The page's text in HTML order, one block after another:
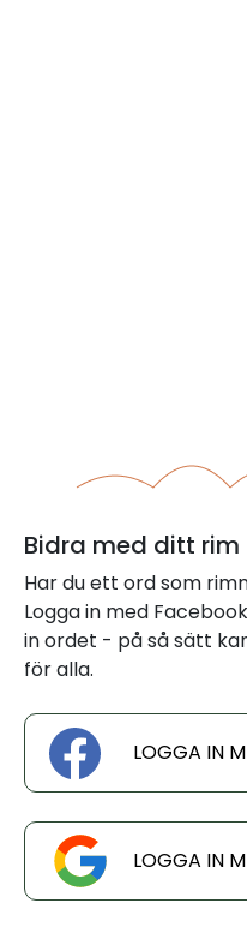
Bidra med ditt rim
Har du ett ord som
Logga in med
in ordet - på så sätt
för alla.
LOGGA IN
LOGGA IN